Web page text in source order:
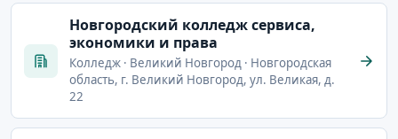
Новгородский колледж сервиса,
экономики и права
Колледж · Великий Новгород · Новгородская
область, г. Великий Новгород, ул. Великая, д.
22